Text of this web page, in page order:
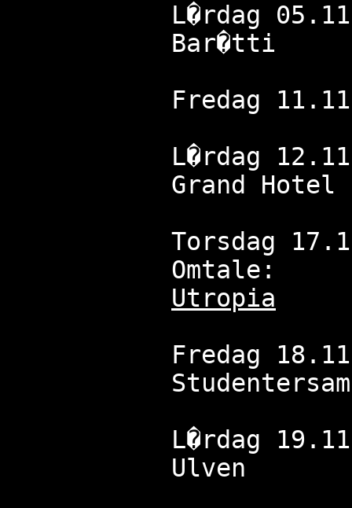
L�rdag
Bar�tti
Fredag
L�rdag
Grand Hotel
Torsdag
Omtale:
Utropia
Fredag
L�rdag
Ulven